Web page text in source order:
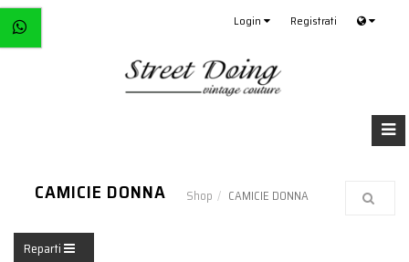
Login Registrati
Shop CAMICIE DONNA
CAMICIE DONNA
Reparti